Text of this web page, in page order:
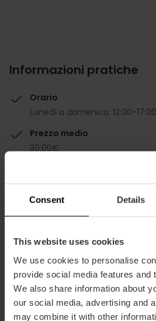
Consent Details
This website uses cookies
We use cookies to personalise
provide social media features and
We also share information about
our social media, advertising and
may combine it with other
Informazioni pratiche
Orario
Lunedì a domenica. 12:00-
Prezzo medio
30.00€
Capacità
Ristorante
140